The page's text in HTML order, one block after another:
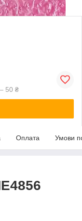
50 ₴
Оплата Умови